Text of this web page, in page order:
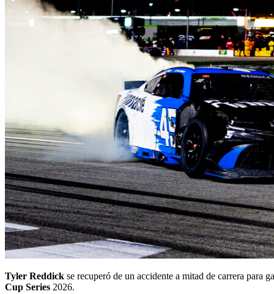
Tyler Reddick se recuperó de un accidente a mitad de carrera para
Cup Series 2026.